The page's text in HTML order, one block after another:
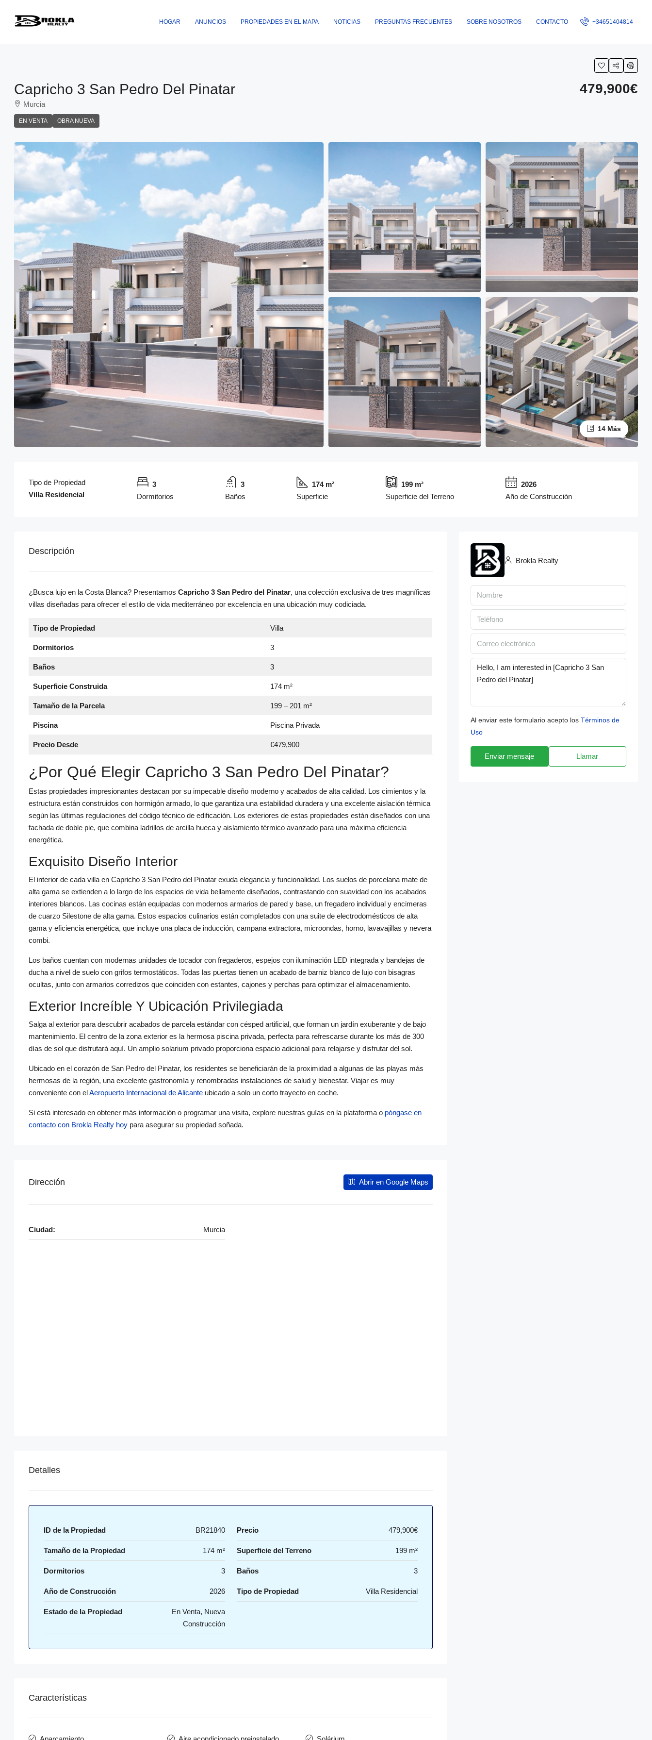
HOGAR ANUNCIOS PROPIEDADES EN EL MAPA NOTICIAS PREGUNTAS FRECUENTES SOBRE NOSOTROS CONTACTO +34651404814
Capricho 3 San Pedro Del Pinatar
Murcia
EN VENTA OBRA NUEVA
479,900€
14 Más
Tipo de Propiedad
Villa Residencial
3
Dormitorios
3
Baños
174 m²
Superficie
199 m²
Superficie del Terreno
2026
Año de Construcción
Descripción
¿Busca lujo en la Costa Blanca? Presentamos Capricho 3 San Pedro del Pinatar, una colección exclusiva de tres magníficas
villas diseñadas para ofrecer el estilo de vida mediterráneo por excelencia en una ubicación muy codiciada.
Tipo de Propiedad Villa
Dormitorios 3
Baños 3
Superficie Construida 174 m²
Tamaño de la Parcela 199 – 201 m²
Piscina Piscina Privada
Precio Desde €479,900
¿Por Qué Elegir Capricho 3 San Pedro Del Pinatar?
Estas propiedades impresionantes destacan por su impecable diseño moderno y acabados de alta calidad. Los cimientos y la
estructura están construidos con hormigón armado, lo que garantiza una estabilidad duradera y una excelente aislación térmica
según las últimas regulaciones del código técnico de edificación. Los exteriores de estas propiedades están diseñados con una
fachada de doble pie, que combina ladrillos de arcilla hueca y aislamiento térmico avanzado para una máxima eficiencia
energética.
Exquisito Diseño Interior
El interior de cada villa en Capricho 3 San Pedro del Pinatar exuda elegancia y funcionalidad. Los suelos de porcelana mate de
alta gama se extienden a lo largo de los espacios de vida bellamente diseñados, contrastando con suavidad con los acabados
interiores blancos. Las cocinas están equipadas con modernos armarios de pared y base, un fregadero individual y encimeras
de cuarzo Silestone de alta gama. Estos espacios culinarios están completados con una suite de electrodomésticos de alta
gama y eficiencia energética, que incluye una placa de inducción, campana extractora, microondas, horno, lavavajillas y nevera
combi.
Los baños cuentan con modernas unidades de tocador con fregaderos, espejos con iluminación LED integrada y bandejas de
ducha a nivel de suelo con grifos termostáticos. Todas las puertas tienen un acabado de barniz blanco de lujo con bisagras
ocultas, junto con armarios corredizos que coinciden con estantes, cajones y perchas para optimizar el almacenamiento.
Exterior Increíble Y Ubicación Privilegiada
Salga al exterior para descubrir acabados de parcela estándar con césped artificial, que forman un jardín exuberante y de bajo
mantenimiento. El centro de la zona exterior es la hermosa piscina privada, perfecta para refrescarse durante los más de 300
días de sol que disfrutará aquí. Un amplio solarium privado proporciona espacio adicional para relajarse y disfrutar del sol.
Ubicado en el corazón de San Pedro del Pinatar, los residentes se beneficiarán de la proximidad a algunas de las playas más
hermosas de la región, una excelente gastronomía y renombradas instalaciones de salud y bienestar. Viajar es muy
conveniente con elAeropuerto Internacional de Alicante ubicado a solo un corto trayecto en coche.
Si está interesado en obtener más información o programar una visita, explore nuestras guías en la plataforma o póngase en
contacto con Brokla Realty hoy para asegurar su propiedad soñada.
Dirección Abrir en Google Maps
Ciudad: Murcia
Detalles
ID de la Propiedad BR21840 Precio 479,900€
Tamaño de la Propiedad 174 m² Superficie del Terreno 199 m²
Dormitorios 3 Baños 3
Año de Construcción 2026 Tipo de Propiedad Villa Residencial
Estado de la Propiedad
En Venta, Nueva
Construcción
Características
Brokla Realty
Al enviar este formulario acepto los Términos de
Uso
Enviar mensaje Llamar